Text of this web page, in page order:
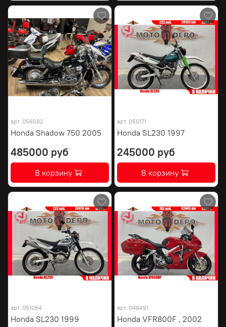
арт. 056582
Honda Shadow 750 2005
485000 руб
В корзину
арт. 050171
Honda SL230 1997
245000 руб
В корзину
арт. 051064
Honda SL230 1999
арт. 048491
Honda VFR800F , 2002